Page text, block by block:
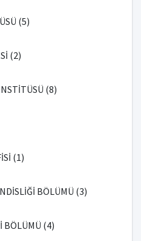
(5)
(2)
(8)
(1)
BÖLÜMÜ (3)
BÖLÜMÜ (4)